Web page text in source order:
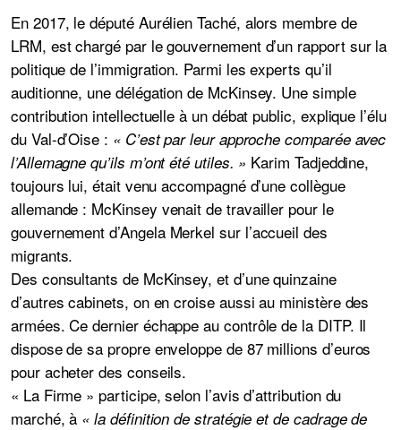
En 2017, le député Aurélien Taché, alors membre de
LRM, est chargé par le gouvernement d’un rapport sur la
politique de l’immigration. Parmi les experts qu’il
auditionne, une délégation de McKinsey. Une simple
contribution intellectuelle à un débat public, explique l’élu
du Val-d’Oise : « C’est par leur approche comparée avec
l’Allemagne qu’ils m’ont été utiles. » Karim Tadjeddine,
toujours lui, était venu accompagné d’une collègue
allemande : McKinsey venait de travailler pour le
gouvernement d’Angela Merkel sur l’accueil des
migrants.
Des consultants de McKinsey, et d’une quinzaine
d’autres cabinets, on en croise aussi au ministère des
armées. Ce dernier échappe au contrôle de la DITP. Il
dispose de sa propre enveloppe de 87 millions d’euros
pour acheter des conseils.
« La Firme » participe, selon l’avis d’attribution du
marché, à « la définition de stratégie et de cadrage de